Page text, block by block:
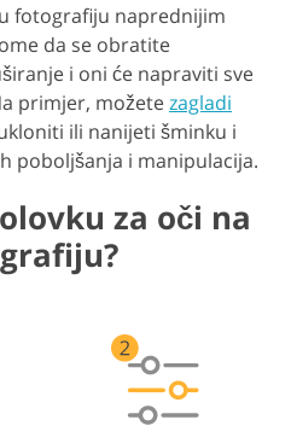
fotografiju naprednijim
da se obratite
i oni će napraviti sve
primjer, možetezagladi
ili nanijeti šminku i
poboljšanja i manipulacija.
za oči na